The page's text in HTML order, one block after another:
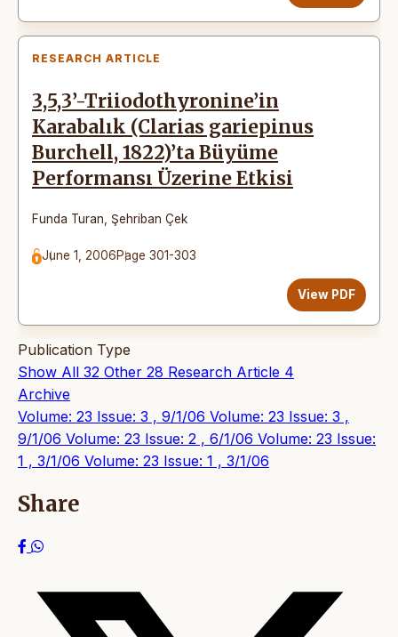
RESEARCH ARTICLE
3,5,3’-Triiodothyronine’in
Karabalık (Clarias gariepinus
Burchell, 1822)’ta Büyüme
Performansı Üzerine Etkisi
Funda Turan Şehriban Çek
June 1, 2006Page 301-303
View PDF
Publication Type
Show All 32 Other 28 Research Article 4
Archive
Volume: 23 Issue: 3 , 9/1/06 Volume: 23 Issue: 3 ,
9/1/06 Volume: 23 Issue: 2 , 6/1/06 Volume: 23 Issue:
1 , 3/1/06 Volume: 23 Issue: 1 , 3/1/06
Share